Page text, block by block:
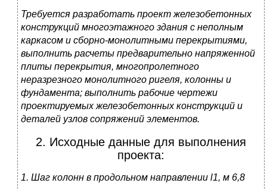
Требуется разработать проект железобетонных
конструкций многоэтажного здания с неполным
каркасом и сборно-монолитными перекрытиями,
выполнить расчеты предварительно напряженной
плиты перекрытия, многопролетного
неразрезного монолитного ригеля, колонны и
фундамента; выполнить рабочие чертежи
проектируемых железобетонных конструкций и
деталей узлов сопряжений элементов.
2. Исходные данные для выполнения
проекта:
1. Шаг колонн в продольном направлении l1, м 6,8